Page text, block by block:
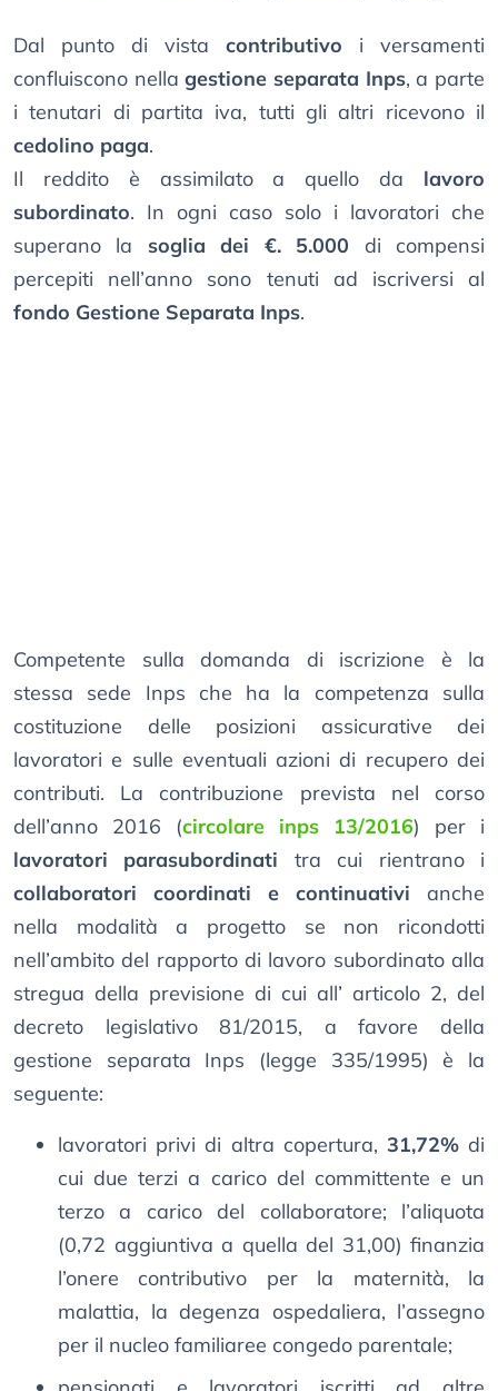
Dal punto di vista contributivo i versamenti
confluiscono nellagestione separata Inps, a parte
i tenutari di partita iva, tutti gli altri ricevono il
cedolino paga.
Il reddito è assimilato a quello da lavoro
subordinato. In ogni caso solo i lavoratori che
superano la soglia dei €. 5.000 di compensi
percepiti nell’anno sono tenuti ad iscriversi al
fondo Gestione Separata Inps.
Competente sulla domanda di iscrizione è la
stessa sede Inps che ha la competenza sulla
costituzione delle posizioni assicurative dei
lavoratori e sulle eventuali azioni di recupero dei
contributi. La contribuzione prevista nel corso
dell’anno 2016 (circolare inps 13/2016) per i
lavoratori parasubordinati tra cui rientrano i
collaboratori coordinati e continuativi anche
nella modalità a progetto se non ricondotti
nell’ambito del rapporto di lavoro subordinato alla
stregua della previsione di cui all’ articolo 2, del
decreto legislativo 81/2015, a favore della
gestione separata Inps (legge 335/1995) è la
seguente:
lavoratori privi di altra copertura, 31,72%di
cui due terzi a carico del committente e un
terzo a carico del collaboratore; l’aliquota
(0,72 aggiuntiva a quella del 31,00) finanzia
l’onere contributivo per la maternità, la
malattia, la degenza ospedaliera, l’assegno
per il nucleo familiaree congedo parentale;